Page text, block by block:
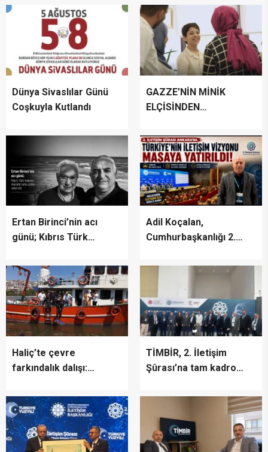
Dünya Sivaslılar Günü
Coşkuyla Kutlandı
GAZZE’NİN MİNİK
ELÇİSİNDEN
DUYGUSAL MESAJ:
“BURASI BENİM İKİNCİ
EVİM”
Ertan Birinci’nin acı
günü; Kıbrıs Türk
çınarı vefat etti
Adil Koçalan,
Cumhurbaşkanlığı 2.
Haliç’te çevre
farkındalık dalışı:
asla mümkün değil”
TİMBİR, 2. İletişim
Şûrası’na tam kadro